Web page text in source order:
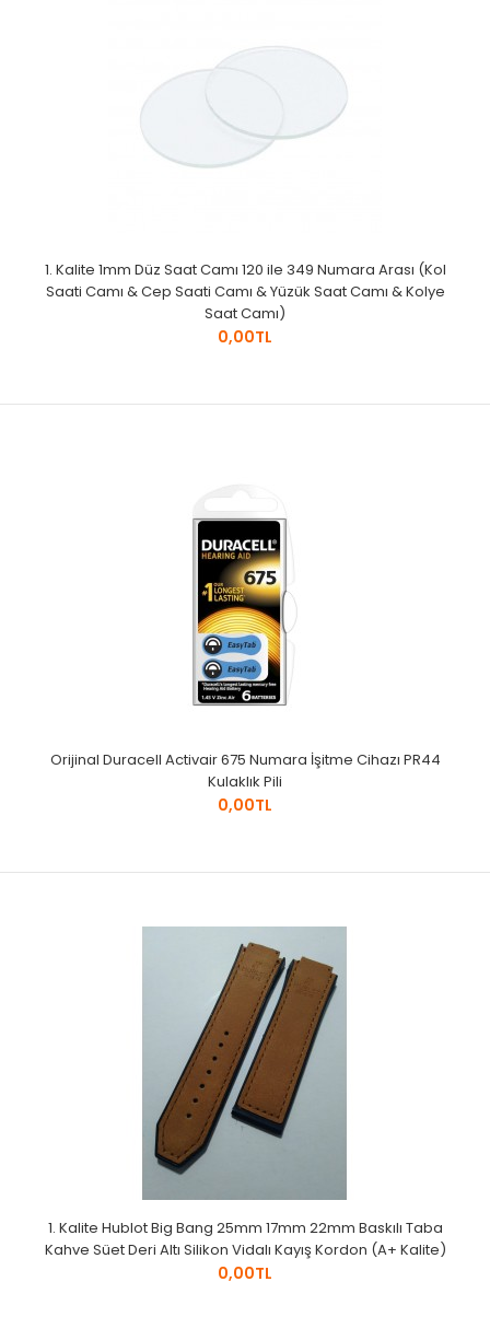
1. Kalite 1mm Düz Saat Camı 120 ile 349 Numara Arası (Kol
Saati Camı & Cep Saati Camı & Yüzük Saat Camı & Kolye
Saat Camı)
0,00TL
Orijinal Duracell Activair 675 Numara İşitme Cihazı PR44
Kulaklık Pili
0,00TL
1. Kalite Hublot Big Bang 25mm 17mm 22mm Baskılı Taba
Kahve Süet Deri Altı Silikon Vidalı Kayış Kordon (A+ Kalite)
0,00TL